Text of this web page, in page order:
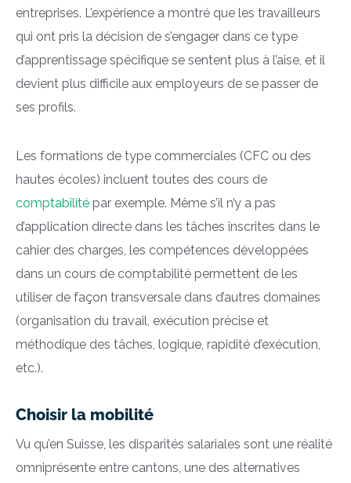
entreprises. L’expérience a montré que les travailleurs
qui ont pris la décision de s’engager dans ce type
d’apprentissage spécifique se sentent plus à l’aise, et il
devient plus difficile aux employeurs de se passer de
ses profils.
Les formations de type commerciales (CFC ou des
hautes écoles) incluent toutes des cours de
comptabilité par exemple. Même s’il n’y a pas
d’application directe dans les tâches inscrites dans le
cahier des charges, les compétences développées
dans un cours de comptabilité permettent de les
utiliser de façon transversale dans d’autres domaines
(organisation du travail, exécution précise et
méthodique des tâches, logique, rapidité d’exécution,
etc.).
Choisir la mobilité
Vu qu’en Suisse, les disparités salariales sont une réalité
omniprésente entre cantons, une des alternatives